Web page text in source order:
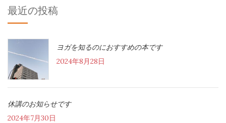
最近の投稿
ヨガを知るのにおすすめの本です
2024年8月28日
休講のお知らせです
2024年7月30日